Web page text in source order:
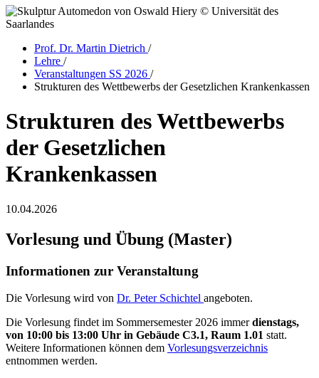
© Universität des
Saarlandes
Prof. Dr. Martin Dietrich /
Lehre /
Veranstaltungen SS 2026 /
Strukturen des Wettbewerbs der Gesetzlichen Krankenkassen
Strukturen des Wettbewerbs
der Gesetzlichen
Krankenkassen
10.04.2026
Vorlesung und Übung (Master)
Informationen zur Veranstaltung
Die Vorlesung wird von Dr. Peter Schichtel angeboten.
Die Vorlesung findet im Sommersemester 2026 immerdienstags,
von 10:00 bis 13:00 Uhr in Gebäude C3.1, Raum 1.01 statt.
Weitere Informationen können dem Vorlesungsverzeichnis
entnommen werden.